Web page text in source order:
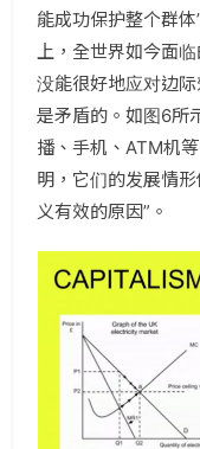
能成功保护整个群
上，全世界如今面
没能很好地应对边
是矛盾的。如图6所
播、手机、ATM机
明，它们的发展情
义有效的原因”。